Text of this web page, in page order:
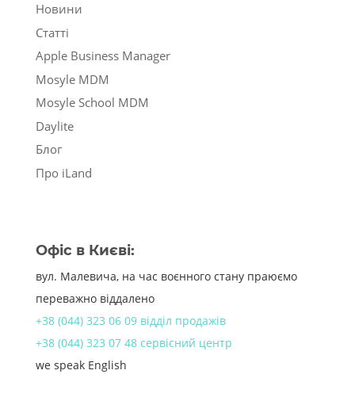
Новини
Статті
Apple Business Manager
Mosyle MDM
Mosyle School MDM
Daylite
Блог
Про iLand
Офіс в Києві:
вул. Малевича, на час воєнного стану праюємо
переважно віддалено
+38 (044) 323 06 09 відділ продажів
+38 (044) 323 07 48 сервісний центр
we speak English